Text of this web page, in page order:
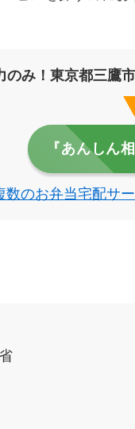
のみ！東京都三鷹
『あんしん
数のお弁当宅配サ